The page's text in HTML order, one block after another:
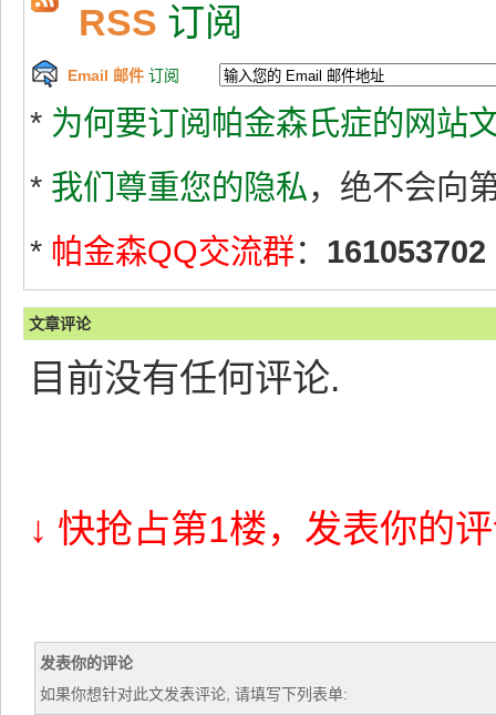
RSS 订阅
Email 邮件 订阅
* 为何要订阅帕金森氏症的网站
* 我们尊重您的隐私，绝不会向
* 帕金森QQ交流群： 161053702
文章评论
目前没有任何评论.
↓ 快抢占第1楼，发表你的
发表你的评论
如果你想针对此文发表评论, 请填写下列表单: